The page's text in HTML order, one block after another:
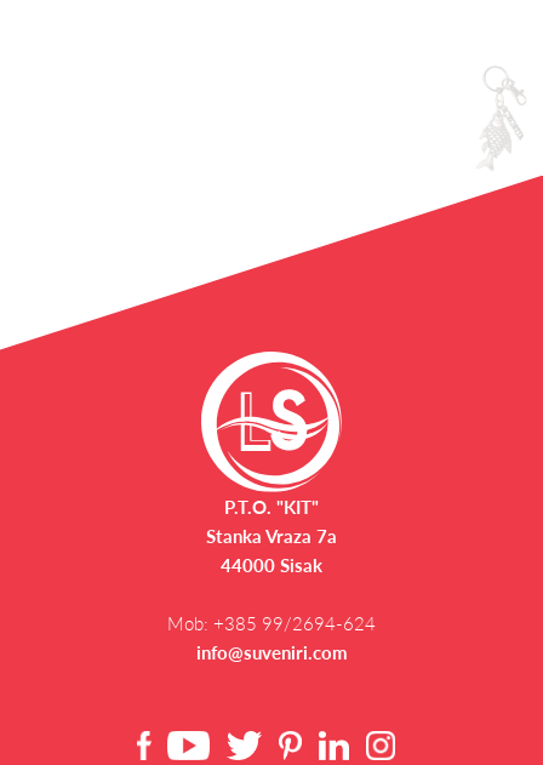
P.T.O. "KIT"
Stanka Vraza 7a
44000 Sisak
Mob: +385 99/2694-624
info@suveniri.com